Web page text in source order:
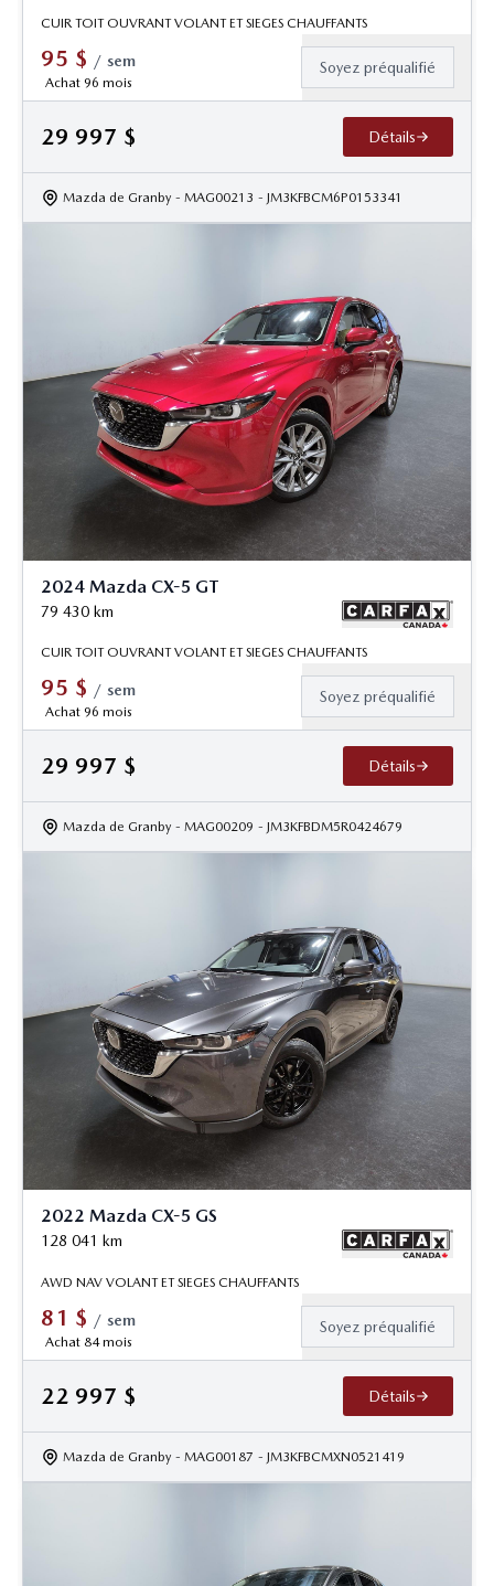
CUIR TOIT OUVRANT VOLANT ET SIEGES CHAUFFANTS
95 $ / sem
Achat 96 mois
Soyez préqualifié
29 997 $ Détails
Mazda de Granby - MAG00213 - JM3KFBCM6P0153341
2024 Mazda CX-5 GT
79 430 km
CUIR TOIT OUVRANT VOLANT ET SIEGES CHAUFFANTS
95 $ / sem
Achat 96 mois
Soyez préqualifié
29 997 $ Détails
Mazda de Granby - MAG00209 - JM3KFBDM5R0424679
2022 Mazda CX-5 GS
128 041 km
AWD NAV VOLANT ET SIEGES CHAUFFANTS
81 $ / sem
Achat 84 mois
Soyez préqualifié
22 997 $ Détails
Mazda de Granby - MAG00187 - JM3KFBCMXN0521419